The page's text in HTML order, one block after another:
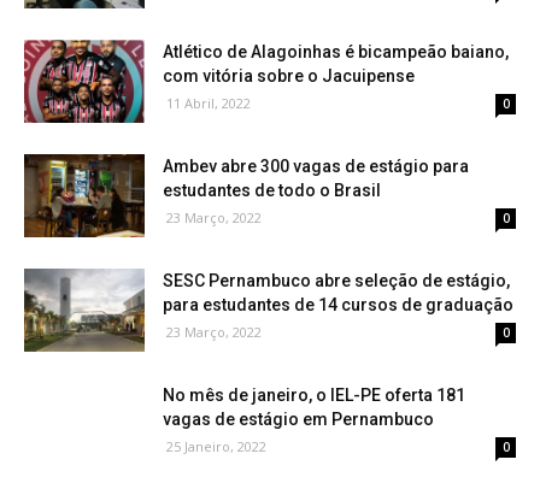
Atlético de Alagoinhas é bicampeão baiano,
com vitória sobre o Jacuipense
11 Abril, 2022 0
Ambev abre 300 vagas de estágio para
estudantes de todo o Brasil
23 Março, 2022 0
SESC Pernambuco abre seleção de estágio,
para estudantes de 14 cursos de graduação
23 Março, 2022 0
No mês de janeiro, o IEL-PE oferta 181
vagas de estágio em Pernambuco
25 Janeiro, 2022 0